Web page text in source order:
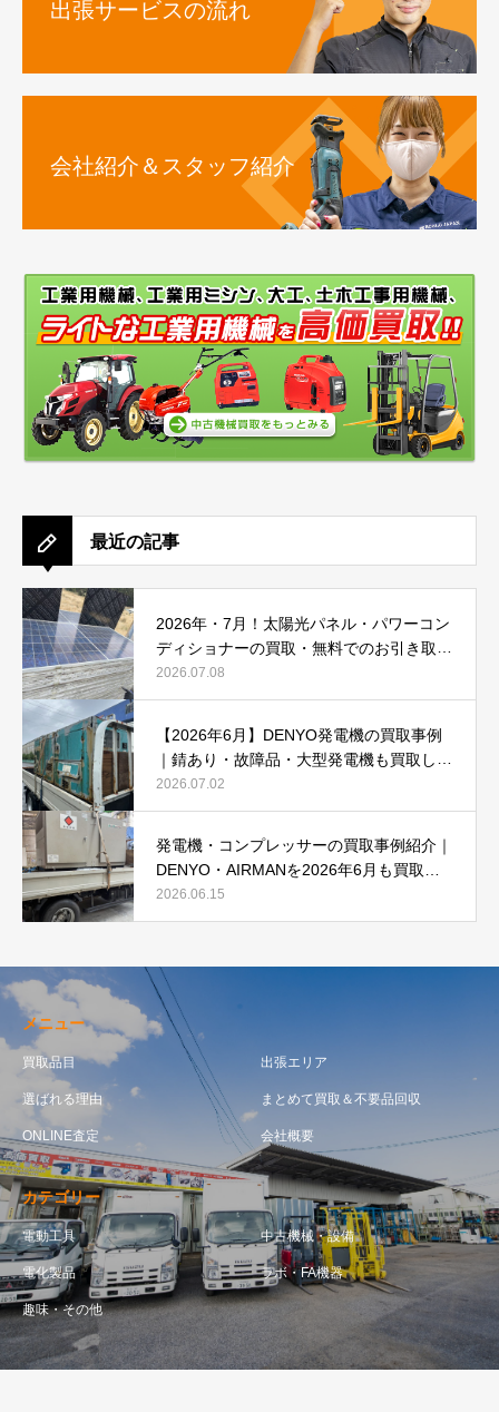
出張サービスの流れ
会社紹介＆スタッフ紹介
最近の記事
2026年・7月！太陽光パネル・パワーコン
ディショナーの買取・無料でのお引き取り
強化中です(^^♪
2026.07.08
【2026年6月】DENYO発電機の買取事例
｜錆あり・故障品・大型発電機も買取しま
した
2026.07.02
発電機・コンプレッサーの買取事例紹介｜
DENYO・AIRMANを2026年6月も買取強
化中
2026.06.15
メニュー
買取品目 出張エリア
選ばれる理由 まとめて買取＆不要品回収
ONLINE査定 会社概要
カテゴリー
電動工具 中古機械・設備
電化製品 ラボ・FA機器
趣味・その他